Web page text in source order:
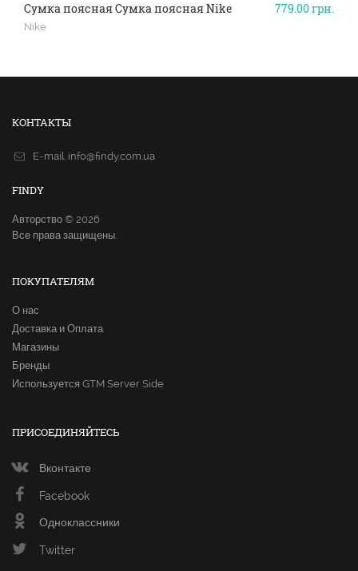
779.00грн.
Сумка поясная Сумка поясная Nike
Nike
КОНТАКТЫ
E-mail. info@findy.com.ua
FINDY
Авторство © 2026
Все права защищены.
ПОКУПАТЕЛЯМ
О нас
Доставка и Оплата
Магазины
Бренды
Используется GTM Server Side
ПРИСОЕДИНЯЙТЕСЬ
Вконтакте
Facebook
Одноклассники
Twitter